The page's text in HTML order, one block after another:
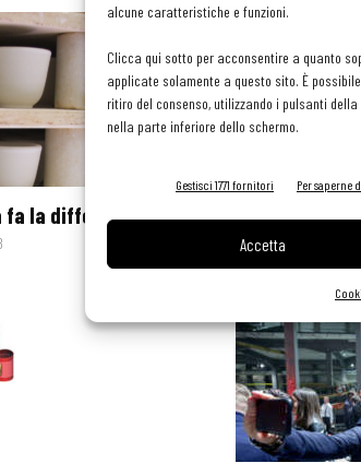
alcune caratteristiche e funzioni.
Clicca qui sotto per acconsentire a quanto
applicate solamente a questo sito. È
ritiro del consenso, utilizzando i pulsanti
nella parte inferiore dello schermo.
Gestisci 1771 fornitori Per saperne
Accetta
fa la differenza Una cucina a
Riccardo Oldani